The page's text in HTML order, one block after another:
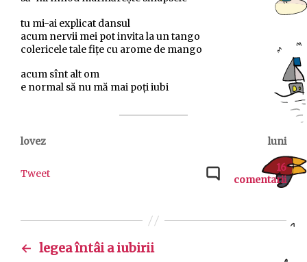
tu mi-ai explicat dansul
acum nervii mei pot invita la un tango
colericele tale fițe cu arome de mango
acum sînt alt om
e normal să nu mă mai poți iubi
lovez luni
Tweet
16
comentarii
← legea întâi a iubirii